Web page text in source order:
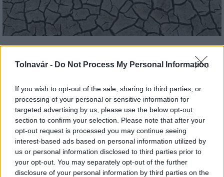
Tolnavár - Do Not Process My Personal Information
If you wish to opt-out of the sale, sharing to third parties, or
processing of your personal or sensitive information for
targeted advertising by us, please use the below opt-out
section to confirm your selection. Please note that after your
opt-out request is processed you may continue seeing
interest-based ads based on personal information utilized by
us or personal information disclosed to third parties prior to
your opt-out. You may separately opt-out of the further
disclosure of your personal information by third parties on the
Paks: hétfőn és talán még kedden üzemben tartható
az utolsó turbina
Aktuális